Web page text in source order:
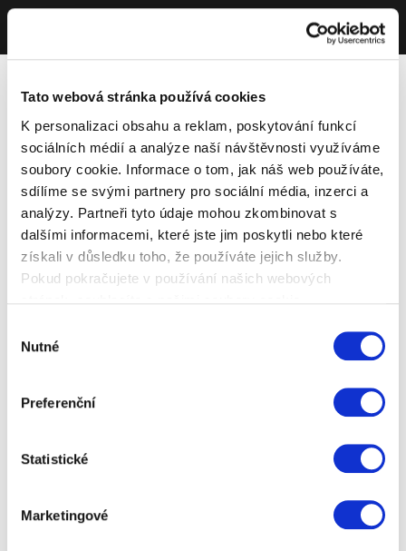
Tato webová stránka používá cookies
K personalizaci obsahu a reklam, poskytování funkcí
sociálních médií a analýze naší návštěvnosti využíváme
soubory cookie. Informace o tom, jak náš web používáte,
sdílíme se svými partnery pro sociální média, inzerci a
analýzy. Partneři tyto údaje mohou zkombinovat s
dalšími informacemi, které jste jim poskytli nebo které
získali v důsledku toho, že používáte jejich služby.
Pokud pokračujete v používání našich webových
souhlasu
Nutné
Preferenční
Statistické
Marketingové